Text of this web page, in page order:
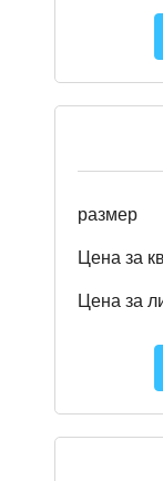
размер
Цена за
Цена за